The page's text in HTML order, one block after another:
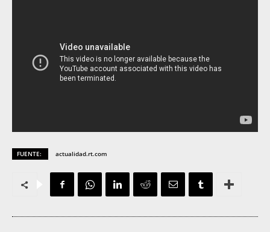
FUENTE: actualidad.rt.com